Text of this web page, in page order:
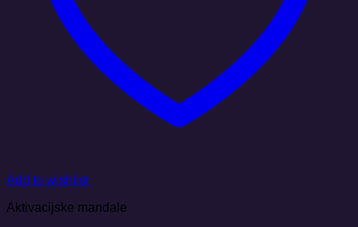
Add to wishlist
Aktivacijske mandale